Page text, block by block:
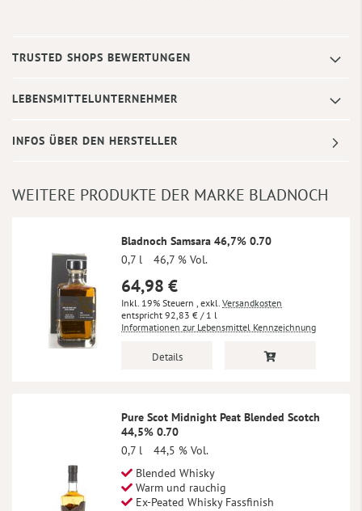
TRUSTED SHOPS BEWERTUNGEN
LEBENSMITTELUNTERNEHMER
INFOS ÜBER DEN HERSTELLER
WEITERE PRODUKTE DER MARKE BLADNOCH
Bladnoch Samsara 46,7% 0.70
0,7 l
46,7 % Vol.
64,98 €
Inkl. 19% Steuern , exkl. Versandkosten
92,83 € / 1 l
Informationen zur Lebensmittel Kennzeichnung
Details
Pure Scot Midnight Peat Blended Scotch
44,5% 0.70
0,7 l
44,5 % Vol.
Blended Whisky
Warm und rauchig
Ex-Peated Whisky Fassfinish